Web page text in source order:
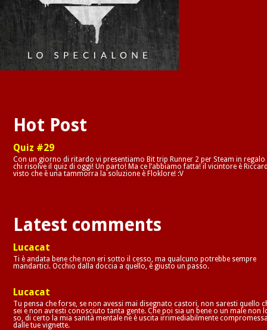
Hot Post
Quiz #29
Con un giorno di ritardo vi presentiamo Bit trip Runner 2 per Steam in regalo
chi risolve il quiz di oggi! Un parto! Ma ce l’abbiamo fatta! il vicintore è
visto che è una tammorra la soluzione è Floklore! :V
Latest comments
Lucacat
Ti è andata bene che non eri sotto il cesso, ma qualcuno potrebbe sempre
mandartici. Occhio dalla doccia a quello, è giusto un passo.
Lucacat
Tu pensa che forse, se non avessi mai disegnato castori, non saresti quello
sei e non avresti conosciuto tanta gente. Che poi sia un bene o un male non
so, di certo la mia sanità mentale ne è uscita irrimediabilmente
dalle tue vignette.